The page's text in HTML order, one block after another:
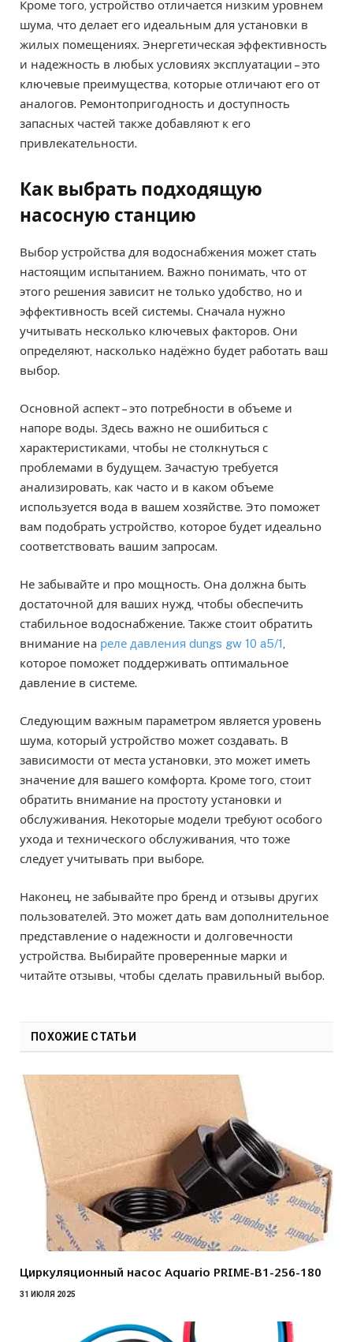
Кроме того, устройство отличается низким уровнем
шума, что делает его идеальным для установки в
жилых помещениях. Энергетическая эффективность
и надежность в любых условиях эксплуатации – это
ключевые преимущества, которые отличают его от
аналогов. Ремонтопригодность и доступность
запасных частей также добавляют к его
привлекательности.
Как выбрать подходящую
насосную станцию
Выбор устройства для водоснабжения может стать
настоящим испытанием. Важно понимать, что от
этого решения зависит не только удобство, но и
эффективность всей системы. Сначала нужно
учитывать несколько ключевых факторов. Они
определяют, насколько надёжно будет работать ваш
выбор.
Основной аспект – это потребности в объеме и
напоре воды. Здесь важно не ошибиться с
характеристиками, чтобы не столкнуться с
проблемами в будущем. Зачастую требуется
анализировать, как часто и в каком объеме
используется вода в вашем хозяйстве. Это поможет
вам подобрать устройство, которое будет идеально
соответствовать вашим запросам.
Не забывайте и про мощность. Она должна быть
достаточной для ваших нужд, чтобы обеспечить
стабильное водоснабжение. Также стоит обратить
внимание на реле давления dungs gw 10 a5/1
которое поможет поддерживать оптимальное
давление в системе.
Следующим важным параметром является уровень
шума, который устройство может создавать. В
зависимости от места установки, это может иметь
значение для вашего комфорта. Кроме того, стоит
обратить внимание на простоту установки и
обслуживания. Некоторые модели требуют особого
ухода и технического обслуживания, что тоже
следует учитывать при выборе.
Наконец, не забывайте про бренд и отзывы других
пользователей. Это может дать вам дополнительное
представление о надежности и долговечности
устройства. Выбирайте проверенные марки и
читайте отзывы, чтобы сделать правильный выбор.
ПОХОЖИЕ СТАТЬИ
Циркуляционный насос Aquario PRIME-B1-256-180
31 ИЮЛЯ 2025